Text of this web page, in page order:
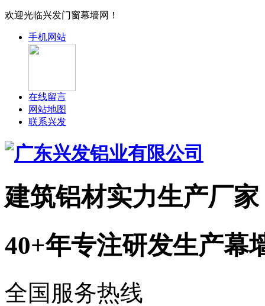
欢迎光临兴发门窗幕墙网！
手机网站
在线留言
网站地图
联系兴发
建筑铝材实力生产厂家
40+年专注研发生产幕
全国服务热线